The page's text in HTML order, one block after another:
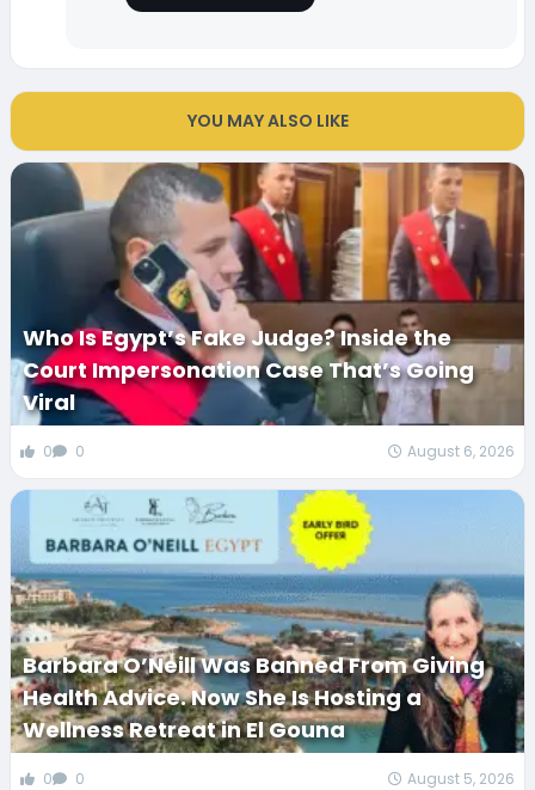
YOU MAY ALSO LIKE
Who Is Egypt’s Fake Judge? Inside the
Court Impersonation Case That’s Going
Viral
0 0 August 6, 2026
Barbara O’Neill Was Banned From Giving
Health Advice. Now She Is Hosting a
Wellness Retreat in El Gouna
0 0 August 5, 2026